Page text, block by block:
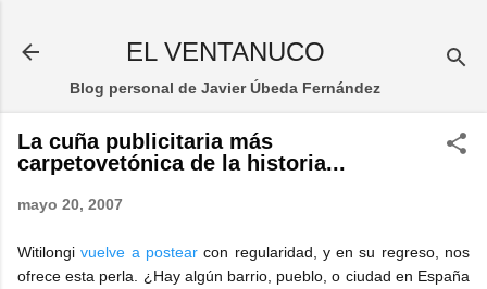
EL VENTANUCO
Blog personal de Javier Úbeda Fernández
La cuña publicitaria más
carpetovetónica de la historia...
mayo 20, 2007
Witilongivuelve a postearcon regularidad, y en su regreso, nos
ofrece esta perla. ¿Hay algún barrio, pueblo, o ciudad en España